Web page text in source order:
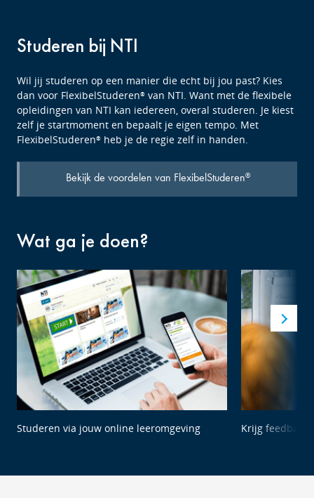
Studeren bij NTI
Wil jij studeren op een manier die echt bij jou past? Kies
dan voor FlexibelStuderen® van NTI. Want met de flexibele
opleidingen van NTI kan iedereen, overal studeren. Je kiest
zelf je startmoment en bepaalt je eigen tempo. Met
FlexibelStuderen® heb je de regie zelf in handen.
Bekijk de voordelen van FlexibelStuderen®
Wat ga je doen?
Studeren via jouw online leeromgeving Krijg feedback